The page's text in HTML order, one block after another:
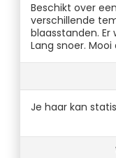
Beschikt over
verschillende
blaasstanden.
Lang snoer. Mooi
Je haar kan